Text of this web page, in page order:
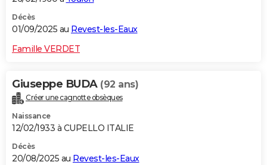
Décès
01/09/2025 au Revest-les-Eaux
Famille VERDET
Giuseppe BUDA (92 ans)
Créer une cagnotte obsèques
Naissance
12/02/1933 à CUPELLO ITALIE
Décès
20/08/2025 au Revest-les-Eaux